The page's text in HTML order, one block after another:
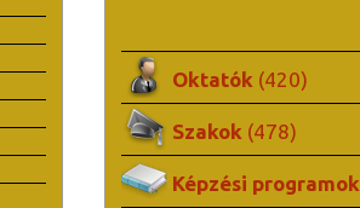
Oktatók (420)
Szakok (478)
Képzési programok